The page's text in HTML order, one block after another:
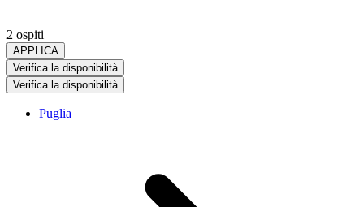
2 ospiti
APPLICA
Verifica la disponibilità
Verifica la disponibilità
Puglia